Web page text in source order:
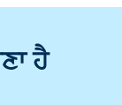
ਹੈ